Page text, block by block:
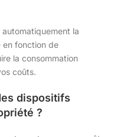
la
fonction de
la consommation
coûts.
dispositifs
?